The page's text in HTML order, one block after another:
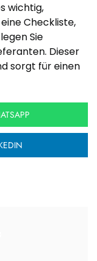
wichtig,
Checkliste,
Sie
Dieser
sorgt für einen